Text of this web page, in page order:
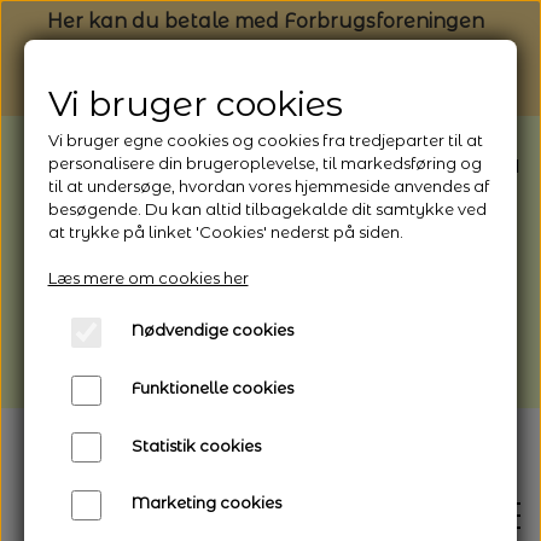
Her kan du betale med Forbrugsforeningen
BEMÆRK: Butikken har ferielukket* fra
1/8 - 9/8 - 2026
*Webshoppen er åben og sender hele
afhentning
Vi gør opmærksom på, at der kan være lidt
længere leveringstid
Vi bruger cookies
Vi bruger egne cookies og cookies fra tredjeparter til at
personalisere din brugeroplevelse, til markedsføring og
til at undersøge, hvordan vores hjemmeside anvendes af
besøgende. Du kan altid tilbagekalde dit samtykke ved
at trykke på linket 'Cookies' nederst på siden.
Læs mere om cookies her
Nødvendige cookies
Funktionelle cookies
Statistik cookies
Marketing cookies